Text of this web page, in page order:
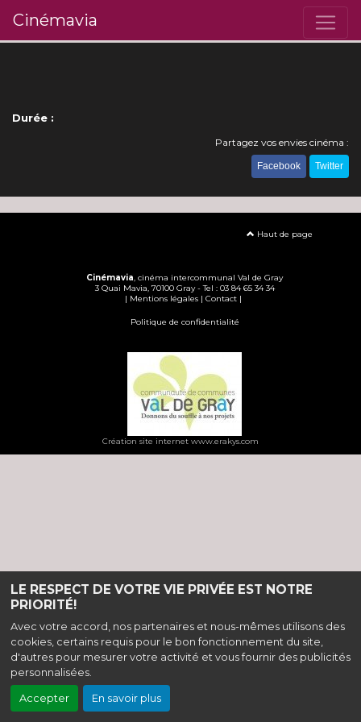
LE RESPECT DE VOTRE VIE PRIVÉE EST NOTRE
PRIORITÉ!
Avec votre accord, nos partenaires et nous-mêmes utilisons des
cookies, certains requis pour le bon fonctionnement du site,
d'autres pour mesurer votre activité et vous fournir des publicités
personnalisées.
Accepter En savoir plus
Cinémavia
Durée :
Partagez vos envies cinéma :
Facebook Twitter
Haut de page
Cinémavia, cinéma intercommunal Val de Gray
3 Quai Mavia, 70100 Gray - Tel : 03 84 65 34 34
| Mentions légales | Contact |
Politique de confidentialité
Création site internet www.erakys.com